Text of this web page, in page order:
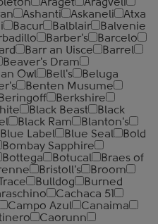
Araget
Aragveli
Ashanti Askaneli
Atxa
Bacur Balblair
Balvenie
Barber's
Barcelo
Barr an Uisce
Barrel
Beaver's Dram
Owl Bell's
Beluga
Benten Musume
Beringoff
Berkshire
Black Beast
Black
Black Ram
Blanton's
Blue Label Blue Seal
Bold
Bombay Sapphire
Bottega Botucal
Braes of
Bristoll's
Broom
Bulldog
Burned
Cachaca 51
Campo Azul
Canaima
Caorunn